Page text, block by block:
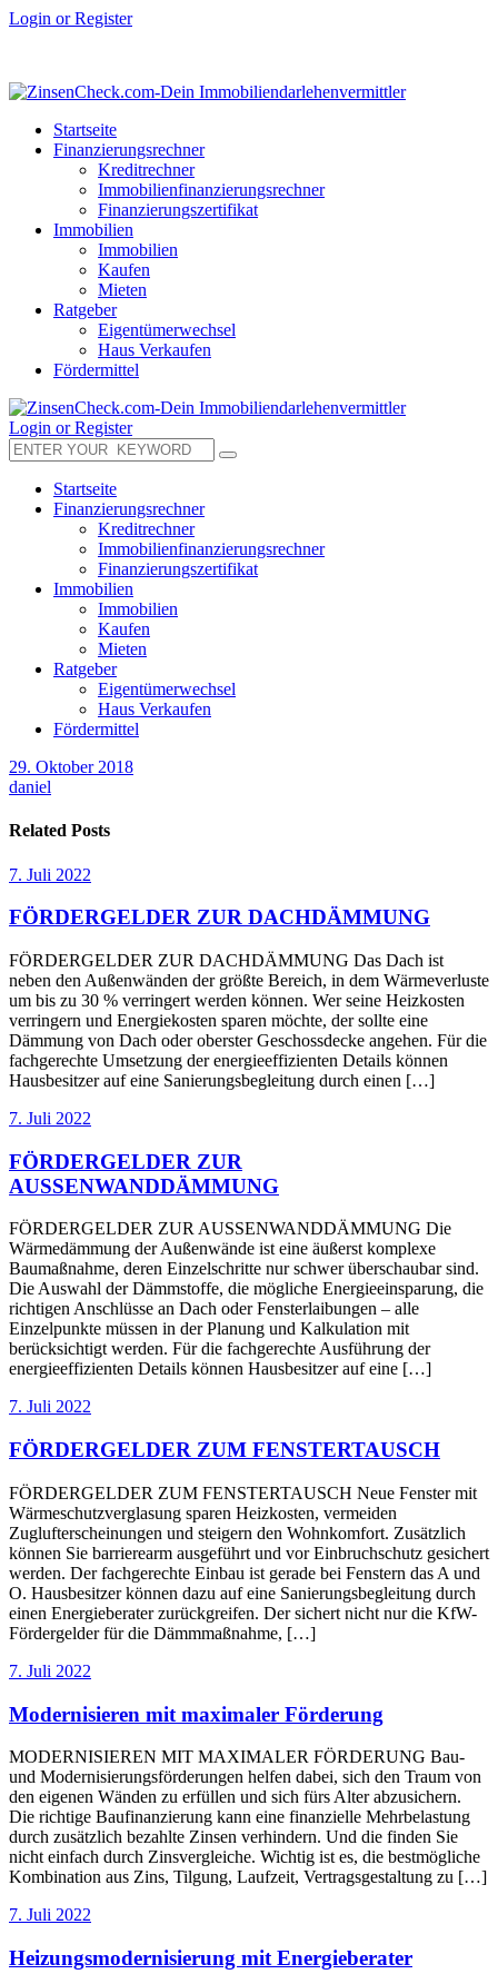
Login or Register
Startseite
Finanzierungsrechner
Kreditrechner
Immobilienfinanzierungsrechner
Finanzierungszertifikat
Immobilien
Immobilien
Kaufen
Mieten
Ratgeber
Eigentümerwechsel
Haus Verkaufen
Fördermittel
Login or Register
Startseite
Finanzierungsrechner
Kreditrechner
Immobilienfinanzierungsrechner
Finanzierungszertifikat
Immobilien
Immobilien
Kaufen
Mieten
Ratgeber
Eigentümerwechsel
Haus Verkaufen
Fördermittel
29. Oktober 2018
daniel
Related Posts
7. Juli 2022
FÖRDERGELDER ZUR DACHDÄMMUNG
FÖRDERGELDER ZUR DACHDÄMMUNG Das Dach ist
neben den Außenwänden der größte Bereich, in dem Wärmeverluste
um bis zu 30 % verringert werden können. Wer seine Heizkosten
verringern und Energiekosten sparen möchte, der sollte eine
Dämmung von Dach oder oberster Geschossdecke angehen. Für die
fachgerechte Umsetzung der energieeffizienten Details können
Hausbesitzer auf eine Sanierungsbegleitung durch einen […]
7. Juli 2022
FÖRDERGELDER ZUR
AUSSENWANDDÄMMUNG
FÖRDERGELDER ZUR AUSSENWANDDÄMMUNG Die
Wärmedämmung der Außenwände ist eine äußerst komplexe
Baumaßnahme, deren Einzelschritte nur schwer überschaubar sind.
Die Auswahl der Dämmstoffe, die mögliche Energieeinsparung, die
richtigen Anschlüsse an Dach oder Fensterlaibungen – alle
Einzelpunkte müssen in der Planung und Kalkulation mit
berücksichtigt werden. Für die fachgerechte Ausführung der
energieeffizienten Details können Hausbesitzer auf eine […]
7. Juli 2022
FÖRDERGELDER ZUM FENSTERTAUSCH
FÖRDERGELDER ZUM FENSTERTAUSCH Neue Fenster mit
Wärmeschutzverglasung sparen Heizkosten, vermeiden
Zuglufterscheinungen und steigern den Wohnkomfort. Zusätzlich
können Sie barrierearm ausgeführt und vor Einbruchschutz gesichert
werden. Der fachgerechte Einbau ist gerade bei Fenstern das A und
O. Hausbesitzer können dazu auf eine Sanierungsbegleitung durch
einen Energieberater zurückgreifen. Der sichert nicht nur die KfW-
Fördergelder für die Dämmmaßnahme, […]
7. Juli 2022
Modernisieren mit maximaler Förderung
MODERNISIEREN MIT MAXIMALER FÖRDERUNG Bau-
und Modernisierungsförderungen helfen dabei, sich den Traum von
den eigenen Wänden zu erfüllen und sich fürs Alter abzusichern.
Die richtige Baufinanzierung kann eine finanzielle Mehrbelastung
durch zusätzlich bezahlte Zinsen verhindern. Und die finden Sie
nicht einfach durch Zinsvergleiche. Wichtig ist es, die bestmögliche
Kombination aus Zins, Tilgung, Laufzeit, Vertragsgestaltung zu […]
7. Juli 2022
Heizungsmodernisierung mit Energieberater